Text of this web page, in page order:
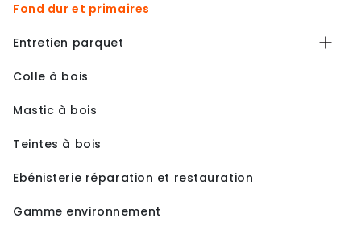
Fond dur et primaires
Entretien parquet
Colle à bois
Mastic à bois
Teintes à bois
Ebénisterie réparation et restauration
Gamme environnement